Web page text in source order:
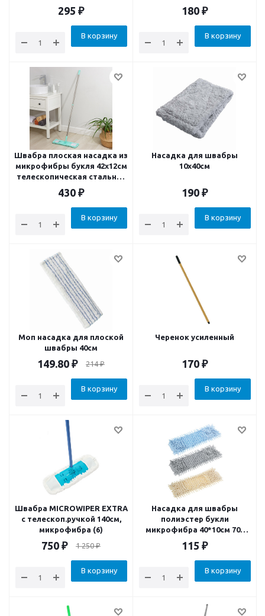
пластик
295 ₽
В корзину
180 ₽
В корзину
Швабра плоская насадка из
микрофибры букля 42х12см
телескопическая стальная
ручка 80-117см
430 ₽
В корзину
Насадка для швабры
10х40см
190 ₽
В корзину
Моп насадка для плоской
швабры 40см
149.80 ₽ 214₽
В корзину
Черенок усиленный
170 ₽
В корзину
Швабра MICROWIPER EXTRA
с телескоп.ручкой 140см,
микрофибра (6)
750 ₽ 1 250₽
В корзину
Насадка для швабры
полиэстер букли
микрофибра 40*10см 70г
(12)
115 ₽
В корзину